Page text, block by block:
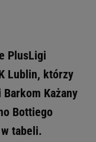
PlusLigi
Lublin, którzy
Każany
Bottiego
tabeli.